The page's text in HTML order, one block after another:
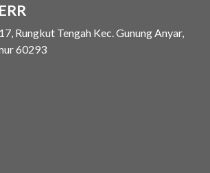
Rungkut Tengah Kec. Gunung Anyar,
60293